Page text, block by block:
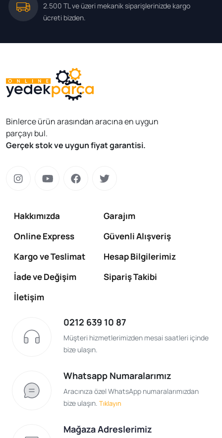
2.500 TL ve üzeri mekanik siparişlerinizde kargo
ücreti bizden.
Binlerce ürün arasından aracına en uygun
parçayı bul.
Gerçek stok ve uygun fiyat garantisi.
Hakkımızda
Garajım
Online Express
Güvenli Alışveriş
Kargo ve Teslimat
Hesap Bilgilerimiz
İade ve Değişim
Sipariş Takibi
İletişim
0212 639 10 87
Müşteri hizmetlerimizden mesai saatleri içinde
bize ulaşın.
Whatsapp Numaralarımız
Aracınıza özel WhatsApp numaralarımızdan
bize ulaşın. Tıklayın
Mağaza Adreslerimiz